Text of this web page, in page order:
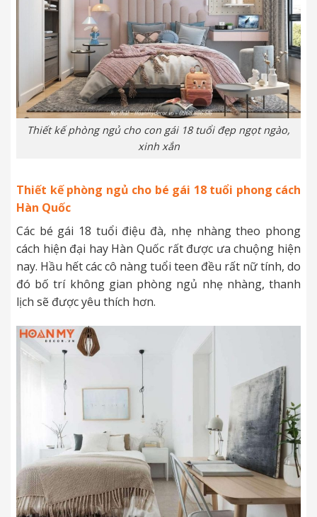
Thiết kế phòng ngủ cho con gái 18 tuổi đẹp ngọt ngào,
xinh xắn
Thiết kế phòng ngủ cho bé gái 18 tuổi phong cách
Hàn Quốc
Các bé gái 18 tuổi điệu đà, nhẹ nhàng theo phong
cách hiện đại hay Hàn Quốc rất được ưa chuộng hiện
nay. Hầu hết các cô nàng tuổi teen đều rất nữ tính, do
đó bố trí không gian phòng ngủ nhẹ nhàng, thanh
lịch sẽ được yêu thích hơn.